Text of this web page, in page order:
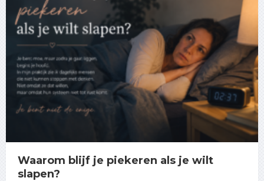
Waarom blijf je piekeren als je wilt
slapen?